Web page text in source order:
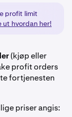
profit limit
ut hvordan her!
(kjøp eller
profit orders
fortjenesten
priser angis: